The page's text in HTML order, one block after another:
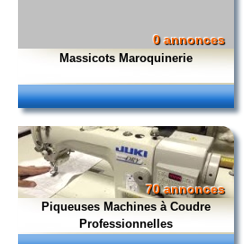
0 annonces
Massicots Maroquinerie
70 annonces
Piqueuses Machines à Coudre
Professionnelles